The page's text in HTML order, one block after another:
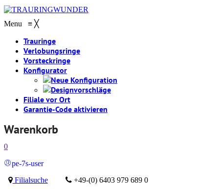
Menu ≡ ╳
Trauringe
Verlobungsringe
Vorsteckringe
Konfigurator
Neue Konfiguration
Designvorschläge
Filiale vor Ort
Garantie-Code aktivieren
Warenkorb
0
pe-7s-user
Filialsuche +49-(0) 6403 979 689 0